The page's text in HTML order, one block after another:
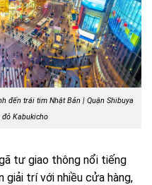
đến trái tim Nhật Bản | Quận Shibuya
Kabukicho
tư giao thông nổi tiếng
giải trí với nhiều cửa hàng,